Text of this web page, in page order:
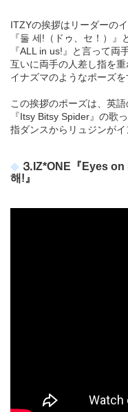
ITZYの挨拶はリーダーの
『둘 세!（ドゥ、セ！）』
『ALL in us!』と言って両
互いに両手の人差し指を重
イナズマのようなポーズを
この挨拶のポーズは、英
『Itsy Bitsy Spider』の歌
指ダンスからリュジンが
⒊IZ*ONE『Eyes on
해!』